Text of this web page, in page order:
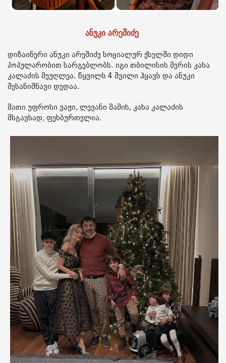
ანუკი არეშიძე
დიზაინერი ანუკი არეშიძე სოციალურ ქსელში დიდი
პოპულარობით სარგებლობს. იგი თბილისის მერის კახა
კალაძის მეუღლეა. წყვილს 4 შვილი ჰყავს და ანუკი
შესანიშნავი დედაა.
მათი უფროსი ვაჟი, ლევანი მამის, კახა კალაძის
მსგავსად, ფეხბურთელია.